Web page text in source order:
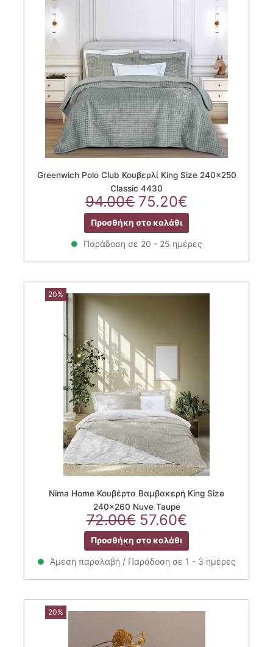
Greenwich Polo Club Κουβερλί King Size 240×250
Classic 4430
94.00€ Original
price
was:
94.00€.
75.20€
τρέχουσα
τιμή
είναι:
75.20€.
Προσθήκη στο καλάθι
Παράδοση σε 20 - 25 ημέρες
20%
Nima Home Κουβέρτα Βαμβακερή King Size
240×260 Nuve Taupe
72.00€ Original
price
was:
72.00€.
57.60€Η
τρέχουσα
τιμή
είναι:
Προσθήκη στο καλάθι
Άμεση παραλαβή / Παράδοση σε 1 - 3 ημέρες
20%